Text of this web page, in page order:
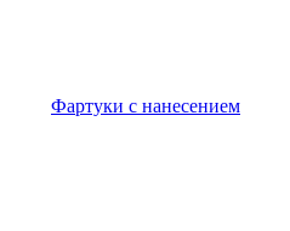
Фартуки с нанесением